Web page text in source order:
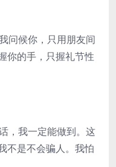
问候你，只用朋友间
你的手，只握礼节性
，我一定能做到。这
不是不会骗人。我怕